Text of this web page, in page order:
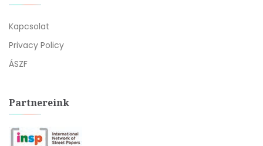
Kapcsolat
Privacy Policy
ÁSZF
Partnereink